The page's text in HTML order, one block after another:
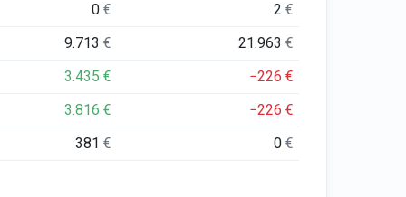
0€ 2€
9.713€ 21.963€
3.435€ −226€
3.816€ −226€
381€ 0€